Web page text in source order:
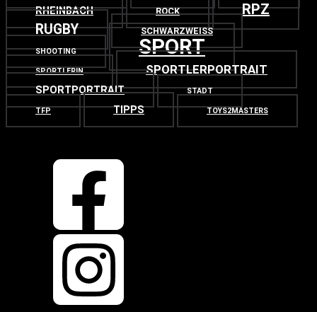
RHEINBACH ROCK RPZ
RUGBY SCHWARZWEISS
SHOOTING SPORT
SPORTLERIN SPORTLERPORTRAIT
SPORTPORTRAIT STADT
TFP TIPPS TOYS2MASTERS
OBEN